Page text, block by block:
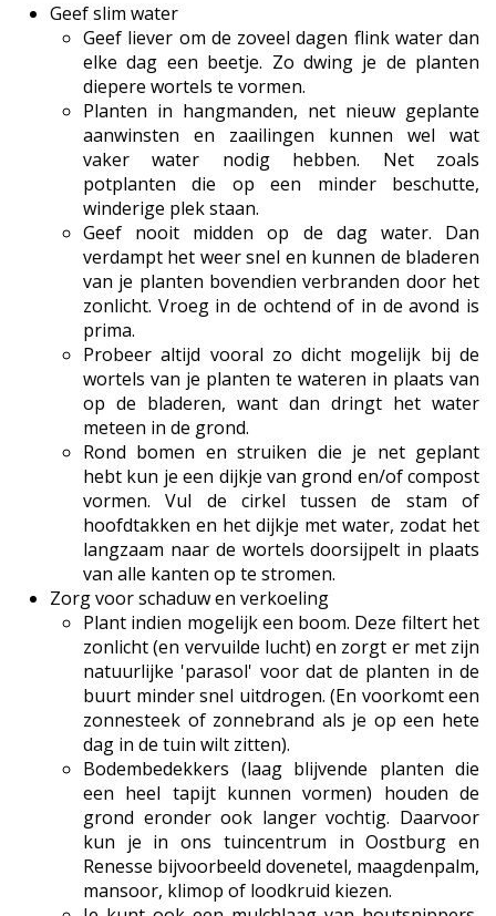
Geef slim water
Geef liever om de zoveel dagen flink water dan
elke dag een beetje. Zo dwing je de planten
diepere wortels te vormen.
Planten in hangmanden, net nieuw geplante
aanwinsten en zaailingen kunnen wel wat
vaker water nodig hebben. Net zoals
potplanten die op een minder beschutte,
winderige plek staan.
Geef nooit midden op de dag water. Dan
verdampt het weer snel en kunnen de bladeren
van je planten bovendien verbranden door het
zonlicht. Vroeg in de ochtend of in de avond is
prima.
Probeer altijd vooral zo dicht mogelijk bij de
wortels van je planten te wateren in plaats van
op de bladeren, want dan dringt het water
meteen in de grond.
Rond bomen en struiken die je net geplant
hebt kun je een dijkje van grond en/of compost
vormen. Vul de cirkel tussen de stam of
hoofdtakken en het dijkje met water, zodat het
langzaam naar de wortels doorsijpelt in plaats
van alle kanten op te stromen.
Zorg voor schaduw en verkoeling
Plant indien mogelijk een boom. Deze filtert het
zonlicht (en vervuilde lucht) en zorgt er met zijn
natuurlijke 'parasol' voor dat de planten in de
buurt minder snel uitdrogen. (En voorkomt een
zonnesteek of zonnebrand als je op een hete
dag in de tuin wilt zitten).
Bodembedekkers (laag blijvende planten die
een heel tapijt kunnen vormen) houden de
grond eronder ook langer vochtig. Daarvoor
kun je in ons tuincentrum in Oostburg en
Renesse bijvoorbeeld dovenetel, maagdenpalm,
mansoor, klimop of loodkruid kiezen.